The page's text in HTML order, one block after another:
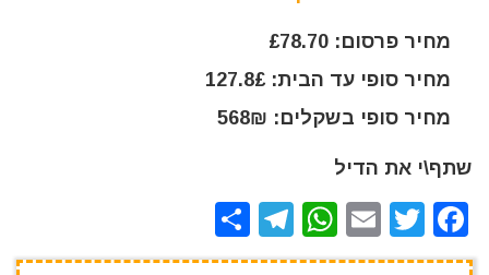
מחיר פרסום: £78.70
מחיר סופי עד הבית: 127.8£
מחיר סופי בשקלים: 568₪
שתף\י את הדיל
F
a
T
w
E
m
W
h
T
el
h